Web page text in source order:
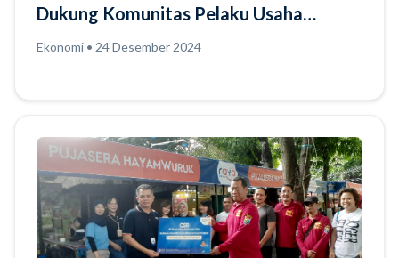
Dukung Komunitas Pelaku Usaha
Perempuan Gedang Ambon Solo Makin
Ekonomi • 24 Desember 2024